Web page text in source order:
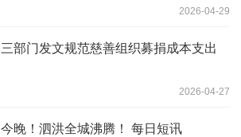
2026-04-29
三部门发文规范慈善组织募捐成本支出
2026-04-27
今晚！泗洪全城沸腾！ 每日短讯